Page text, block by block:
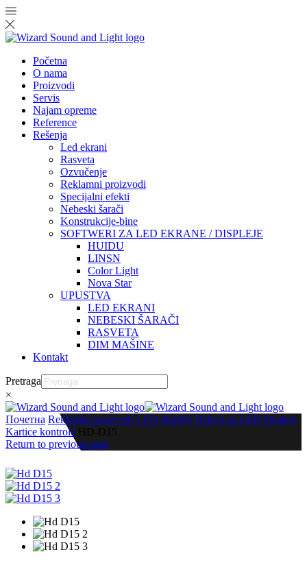
Početna
O nama
Proizvodi
Servis
Najam opreme
Reference
Rešenja
Led ekrani
Rasveta
Ozvučenje
Reklamni proizvodi
Specijalni efekti
Nebeski šarači
Konstrukcije-bine
SOFTWERI ZA LED EKRANE / DISPLEJE
HUIDU
LINSN
Color Light
Nova Star
UPUSTVA
LED EKRANI
NEBESKI ŠARAČI
RASVETA
DIM MAŠINE
Kontakt
Pretraga
×
Почетна Reklamni proizvodi LED displeji Delovi za LED displeje
Kartice kontrole HD-D15
Return to previous page